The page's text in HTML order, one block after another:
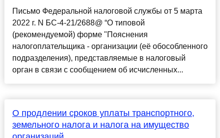
Письмо Федеральной налоговой службы от 5 марта
2022 г. N БС-4-21/2688@ “О типовой
(рекомендуемой) форме "Пояснения
налогоплательщика - организации (её обособленного
подразделения), представляемые в налоговый
орган в связи с сообщением об исчисленных...
О продлении сроков уплаты транспортного,
земельного налога и налога на имущество